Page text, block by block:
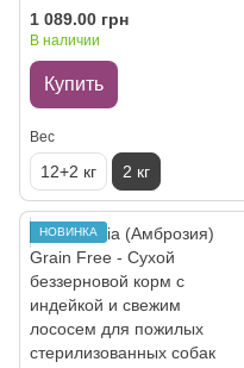
Lamb - Сухой корм для
взрослых собак всех пород со
кг
1 089.00 грн
В наличии
Купить
Вес
12+2 кг 2 кг
НОВИНКА